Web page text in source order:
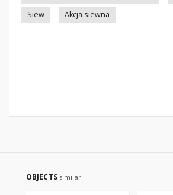
Siew
Akcja siewna
OBJECTS similar